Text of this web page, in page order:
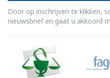
Door op inschrijven te klikken,
nieuwsbrief en gaat u akkoord